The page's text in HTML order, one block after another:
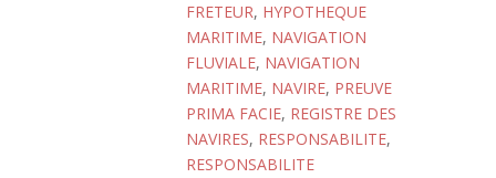
FRETEUR, HYPOTHEQUE
MARITIME, NAVIGATION
FLUVIALE, NAVIGATION
MARITIME, NAVIRE, PREUVE
PRIMA FACIE, REGISTRE DES
NAVIRES, RESPONSABILITE,
RESPONSABILITE